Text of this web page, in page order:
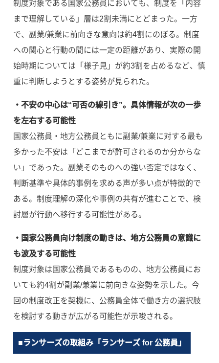
制度対象である国家公務員においても、制度を「内容
まで理解している」層は2割未満にとどまった。一方
で、副業/兼業に前向きな意向は約4割にのぼる。制度
への関心と行動の間には一定の距離があり、実際の開
始時期については「様子見」が約3割を占めるなど、慎
重に判断しようとする姿勢が見られた。
・不安の中心は“可否の線引き”。具体情報が次の一歩
を左右する可能性
国家公務員・地方公務員ともに副業/兼業に対する最も
多かった不安は「どこまでが許可されるのか分からな
い」であった。副業そのものへの強い否定ではなく、
判断基準や具体的事例を求める声が多い点が特徴的で
ある。制度理解の深化や事例の共有が進むことで、検
討層が行動へ移行する可能性がある。
・国家公務員向け制度の動きは、地方公務員の意識に
も波及する可能性
制度対象は国家公務員であるものの、地方公務員にお
いても約4割が副業/兼業に前向きな姿勢を示した。今
回の制度改正を契機に、公務員全体で働き方の選択肢
を検討する動きが広がる可能性が示唆される。
■ランサーズの取組み「ランサーズ for 公務員」